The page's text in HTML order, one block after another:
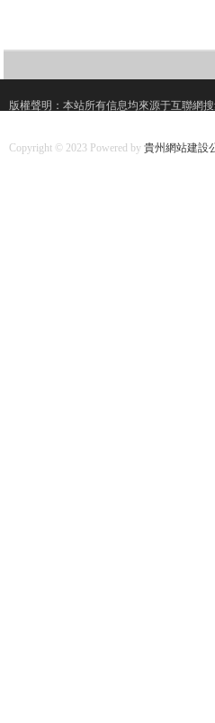
版權聲明：本站所有信息均來源于互聯網
Copyright © 2023 Powered by 貴州網站建設